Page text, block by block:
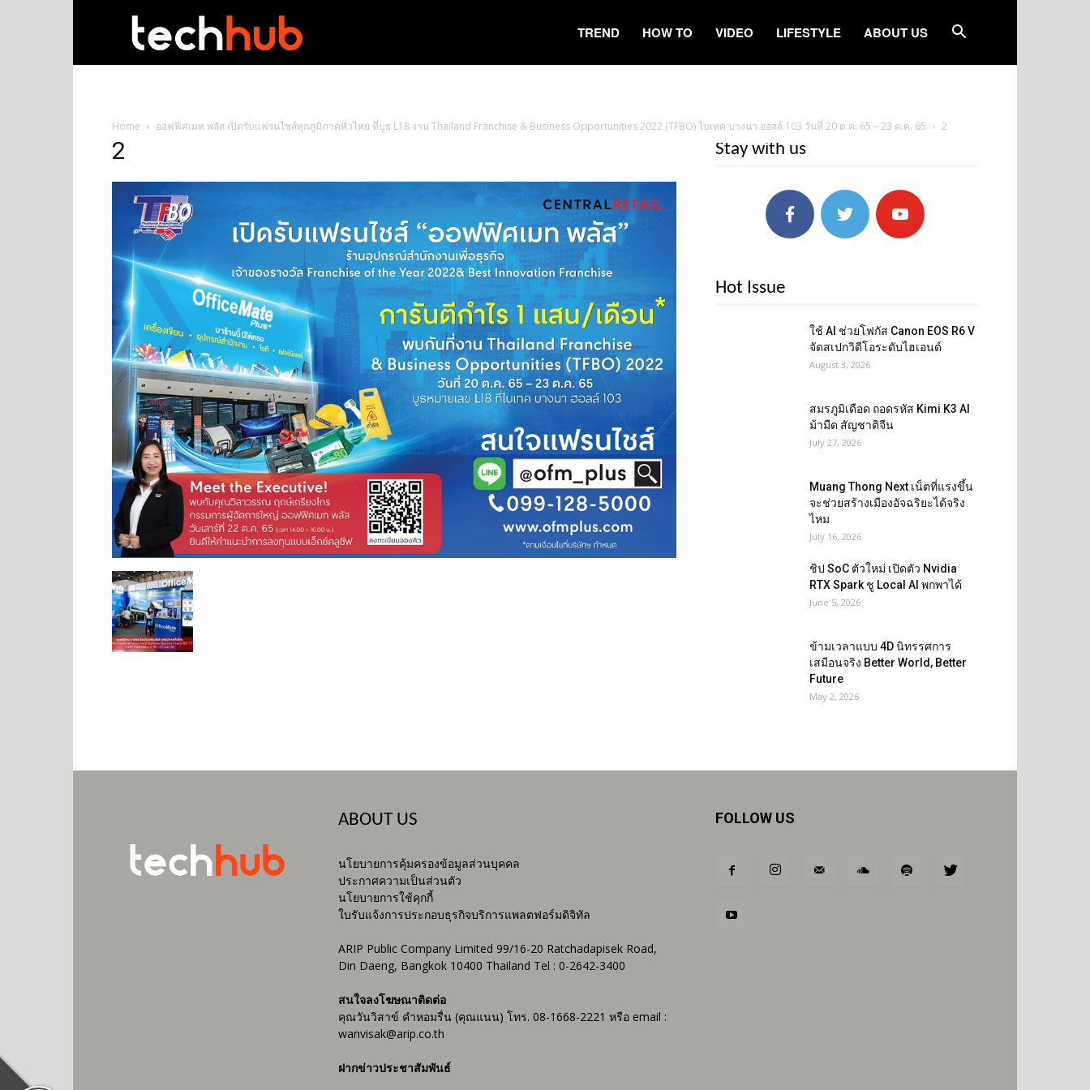
TREND HOW TO VIDEO LIFESTYLE ABOUT US
Home ออฟฟิศเมท พลัส เปิดรับแฟรนไชส์ทุกภูมิภาคทั่วไทย ที่บูธ L18 งาน Thailand Franchise & Business Opportunities 2022 (TFBO) ไบเทค บางนา ฮอลล์ 103 วันที่ 20 ต.ค. 65 – 23 ต.ค. 65 2
2 Stay with us
Hot Issue
ใช้ AI ช่วยโฟกัส Canon EOS R6 V
จัดสเปกวิดีโอระดับไฮเอนด์
August 3, 2026
สมรภูมิเดือด ถอดรหัส Kimi K3 AI
ม้ามืด สัญชาติจีน
July 27, 2026
Muang Thong Next เน็ตที่แรงขึ้น
จะช่วยสร้างเมืองอัจฉริยะได้จริง
ไหม
July 16, 2026
ชิป SoC ตัวใหม่ เปิดตัว Nvidia
RTX Spark ชู Local AI พกพาได้
June 5, 2026
ข้ามเวลาแบบ 4D นิทรรศการ
เสมือนจริง Better World, Better
Future
May 2, 2026
ABOUT US
นโยบายการคุ้มครองข้อมูลส่วนบุคคล
ประกาศความเป็นส่วนตัว
นโยบายการใช้คุกกี้
ใบรับแจ้งการประกอบธุรกิจบริการแพลตฟอร์มดิจิทัล
ARIP Public Company Limited 99/16-20 Ratchadapisek Road,
Din Daeng, Bangkok 10400 Thailand Tel : 0-2642-3400
สนใจลงโฆษณาติดต่อ
คุณวันวิสาข์ คำหอมรื่น (คุณแนน) โทร. 08-1668-2221 หรือ email :
wanvisak@arip.co.th
ฝากข่าวประชาสัมพันธ์
FOLLOW US